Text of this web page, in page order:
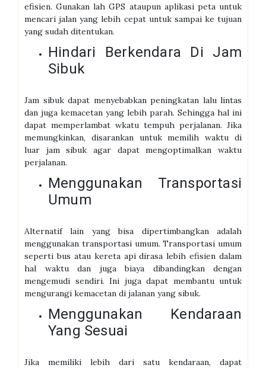
efisien. Gunakan lah GPS ataupun aplikasi peta untuk
mencari jalan yang lebih cepat untuk sampai ke tujuan
yang sudah ditentukan.
Hindari Berkendara Di Jam
Sibuk
Jam sibuk dapat menyebabkan peningkatan lalu lintas
dan juga kemacetan yang lebih parah. Sehingga hal ini
dapat memperlambat wkatu tempuh perjalanan. Jika
memungkinkan, disarankan untuk memilih waktu di
luar jam sibuk agar dapat mengoptimalkan waktu
perjalanan.
Menggunakan Transportasi
Umum
Alternatif lain yang bisa dipertimbangkan adalah
menggunakan transportasi umum. Transportasi umum
seperti bus atau kereta api dirasa lebih efisien dalam
hal waktu dan juga biaya dibandingkan dengan
mengemudi sendiri. Ini juga dapat membantu untuk
mengurangi kemacetan di jalanan yang sibuk.
Menggunakan Kendaraan
Yang Sesuai
Jika memiliki lebih dari satu kendaraan, dapat